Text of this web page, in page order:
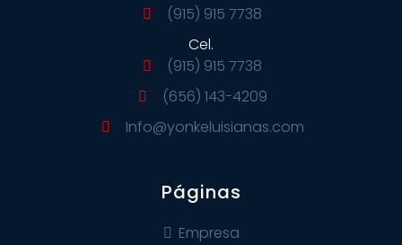
(915) 915 7738
Cel.
(915) 915 7738
(656) 143-4209
Info@yonkeluisianas.com
Páginas
Empresa